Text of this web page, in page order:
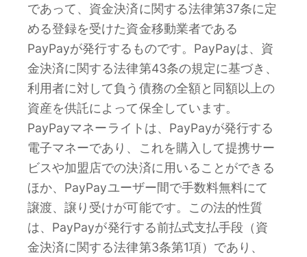
であって、資金決済に関する法律第37条に定
める登録を受けた資金移動業者である
PayPayが発行するものです。PayPayは、資
金決済に関する法律第43条の規定に基づき、
利用者に対して負う債務の全額と同額以上の
資産を供託によって保全しています。
PayPayマネーライトは、PayPayが発行する
電子マネーであり、これを購入して提携サー
ビスや加盟店での決済に用いることができる
ほか、PayPayユーザー間で手数料無料にて
譲渡、譲り受けが可能です。この法的性質
は、PayPayが発行する前払式支払手段（資
金決済に関する法律第3条第1項）であり、